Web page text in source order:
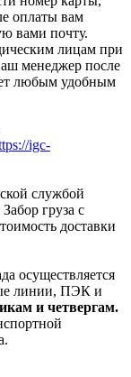
оплаты вам
вами почту.
лицам при
менеджер после
любым удобным
igc-
службой
груза с
доставки
осуществляется
линии, ПЭК и
и четвергам.